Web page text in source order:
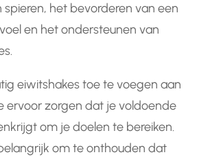
spieren, het bevorderen van een
en het ondersteunen van
eiwitshakes toe te voegen aan
ervoor zorgen dat je voldoende
om je doelen te bereiken.
om te onthouden dat